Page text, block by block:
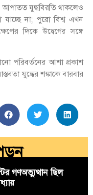
আপাতত যুদ্ধবিরতি থাকলেও
যাচ্ছে না; পুরো বিশ্ব এখন
দিকে উদ্বেগের সঙ্গে
পরিবর্তনের আশা প্রকাশ
যুদ্ধের শঙ্কাকে বারবার
গণঅভ্যুত্থান ছিল